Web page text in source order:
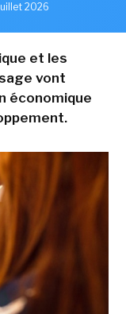
2026
et les
vont
économique